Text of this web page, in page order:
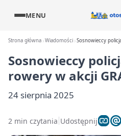
MENU
Strona główna Wiadomości Sosnowieccy
Sosnowieccy
rowery w akcji
24 sierpnia 2025
2 min czytania Udostępnij